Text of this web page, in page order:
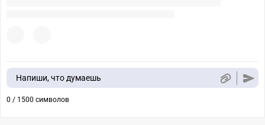
Напиши, что думаешь
0 / 1500 символов